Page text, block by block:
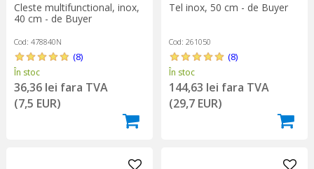
Cleste multifunctional, inox,
40 cm - de Buyer
Cod: 478840N
(8)
În stoc
36,36 lei fara TVA
(7,5 EUR)
Tel inox, 50 cm - de Buyer
Cod: 261050
(8)
În stoc
144,63 lei fara TVA
(29,7 EUR)